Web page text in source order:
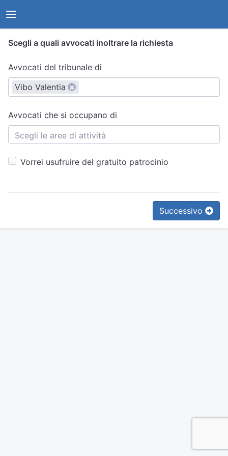
Scegli a quali avvocati inoltrare la richiesta
Avvocati del tribunale di
×
Vibo Valentia
Avvocati che si occupano di
Vorrei usufruire del gratuito patrocinio
Successivo